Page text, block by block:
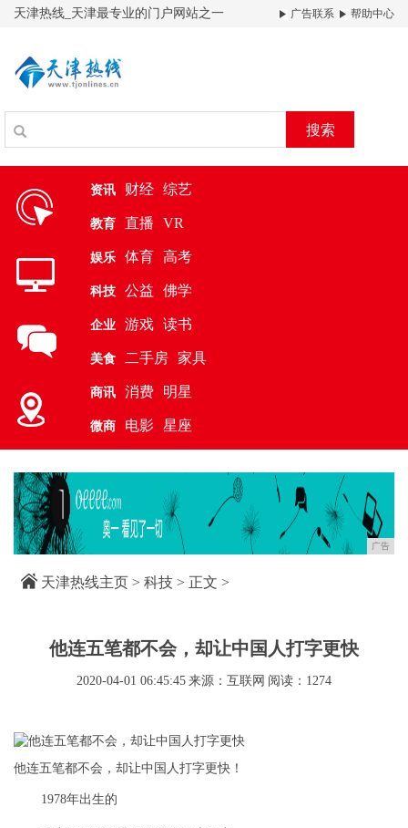
天津热线_天津最专业的门户网站之一 广告联系 帮助中心
搜索
资讯 财经 综艺
教育 直播 VR
娱乐 体育 高考
科技 公益 佛学
企业 游戏 读书
美食 二手房 家具
商讯 消费 明星
微商 电影 星座
广告
天津热线主页 > 科技 > 正文 >
他连五笔都不会，却让中国人打字更快
2020-04-01 06:45:45 来源：互联网 阅读：1274
他连五笔都不会，却让中国人打字更快！
1978年出生的